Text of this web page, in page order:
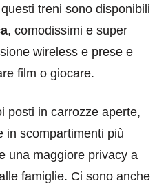
treni sono disponibili
, comodissimi e super
wireless e prese e
film o giocare.
posti in carrozze aperte,
in scompartimenti più
una maggiore privacy a
famiglie. Ci sono anche